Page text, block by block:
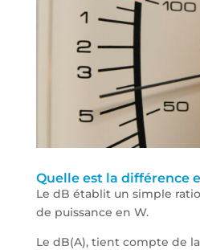
Quelle est la différence
Le dB établit un simple
de puissance en W.
Le dB(A), tient compte de la